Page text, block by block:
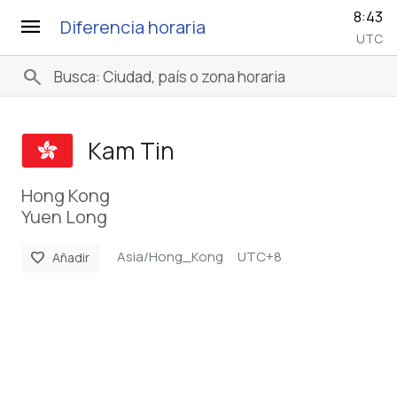
menu Diferencia horaria 8:43
UTC
search
Kam Tin
Hong Kong
Yuen Long
favorite Añadir Asia/Hong_Kong UTC+8